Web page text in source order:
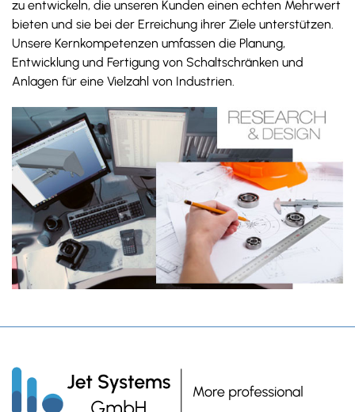
zu entwickeln, die unseren Kunden einen echten Mehrwert
bieten und sie bei der Erreichung ihrer Ziele unterstützen.
Unsere Kernkompetenzen umfassen die Planung,
Entwicklung und Fertigung von Schaltschränken und
Anlagen für eine Vielzahl von Industrien.